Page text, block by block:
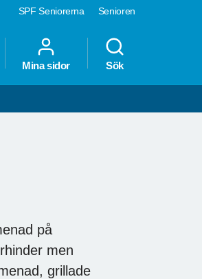
SPF Seniorerna Senioren
Mina sidor Sök
på
men
grillade